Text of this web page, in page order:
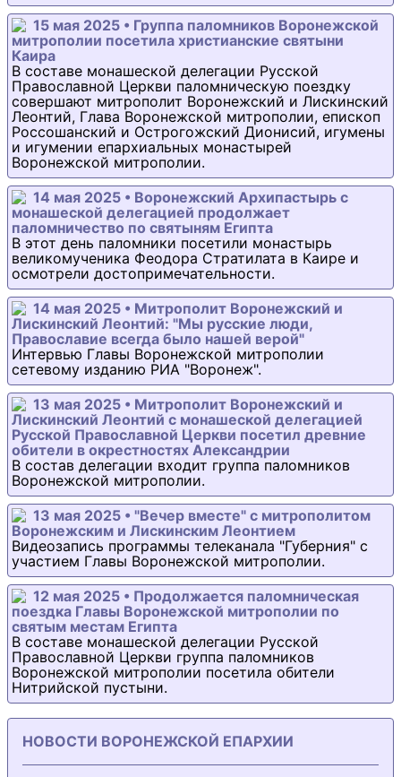
15 мая 2025 • Группа паломников Воронежской
митрополии посетила христианские святыни
Каира
В составе монашеской делегации Русской
Православной Церкви паломническую поездку
совершают митрополит Воронежский и Лискинский
Леонтий, Глава Воронежской митрополии, епископ
Россошанский и Острогожский Дионисий, игумены
и игумении епархиальных монастырей
Воронежской митрополии.
14 мая 2025 • Воронежский Архипастырь с
монашеской делегацией продолжает
паломничество по святыням Египта
В этот день паломники посетили монастырь
великомученика Феодора Стратилата в Каире и
осмотрели достопримечательности.
14 мая 2025 • Митрополит Воронежский и
Лискинский Леонтий: "Мы русские люди,
Православие всегда было нашей верой"
Интервью Главы Воронежской митрополии
сетевому изданию РИА "Воронеж".
13 мая 2025 • Митрополит Воронежский и
Лискинский Леонтий с монашеской делегацией
Русской Православной Церкви посетил древние
обители в окрестностях Александрии
В состав делегации входит группа паломников
Воронежской митрополии.
13 мая 2025 • "Вечер вместе" с митрополитом
Воронежским и Лискинским Леонтием
Видеозапись программы телеканала "Губерния" с
участием Главы Воронежской митрополии.
12 мая 2025 • Продолжается паломническая
поездка Главы Воронежской митрополии по
святым местам Египта
В составе монашеской делегации Русской
Православной Церкви группа паломников
Воронежской митрополии посетила обители
Нитрийской пустыни.
НОВОСТИ ВОРОНЕЖСКОЙ ЕПАРХИИ